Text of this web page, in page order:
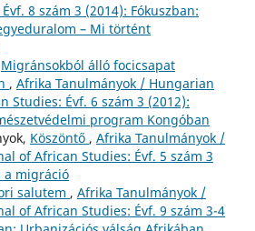
8 szám 3 (2014): Fókuszban:
– Mi történt
Migránsokból álló focicsapat
, Afrika Tanulmányok / Hungarian
Studies: Évf. 6 szám 3 (2012):
program Kongóban
Köszöntő , Afrika Tanulmányok /
of African Studies: Évf. 5 szám 3
a migráció
salutem , Afrika Tanulmányok /
of African Studies: Évf. 9 szám 3-4